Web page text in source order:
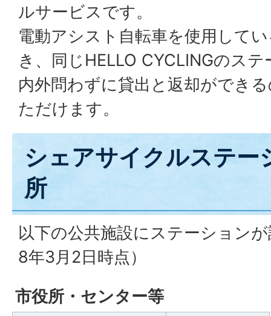
ルサービスです。
電動アシスト自転車を使用して
き、同じHELLO CYCLINGのス
内外問わずに貸出と返却ができ
ただけます。
シェアサイクルステー
所
以下の公共施設にステーション
8年3月2日時点）
市役所・センター等